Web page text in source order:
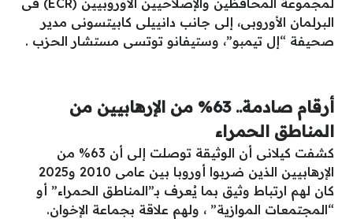
البرلمان الأوروبى، إلى جانب دانييلى كابيتسونى مدير
صحيفة “إل تيمبو”، وستيفانو توتسى مستشار الحزب .
أرقام صادمة.. 63% من الإرهابيين من
المناطق الحمراء
كشفت كيلانى أن الوثيقة توصلت إلى أن 63% من
كان لهم ارتباط وثيق بما يُعرف بـ”المناطق الحمراء” أو
“المجتمعات الموازية” ، ولهم علاقة بجماعة الإخوان.